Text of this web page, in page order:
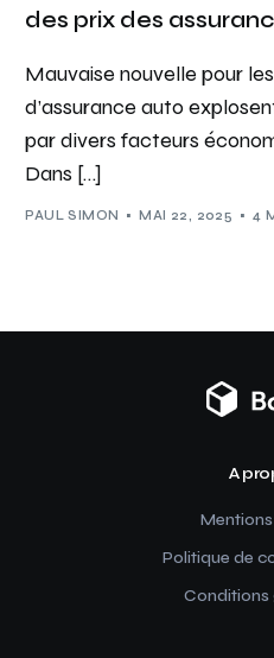
des prix des
Mauvaise nouvelle pour
d’assurance auto
par divers facteurs
Dans […]
PAUL SIMON MAI 22, 2025 4
A
Politique de
Conditions